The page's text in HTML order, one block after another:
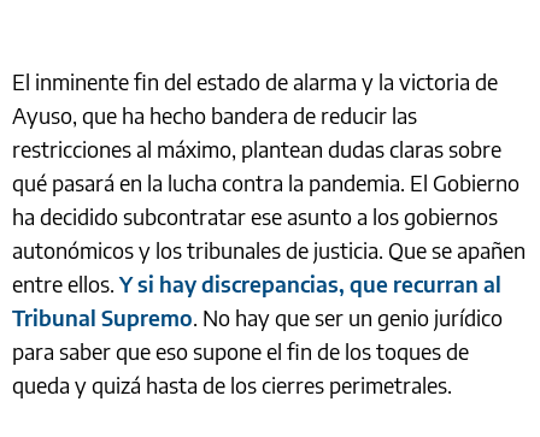
El inminente fin del estado de alarma y la victoria de
Ayuso, que ha hecho bandera de reducir las
restricciones al máximo, plantean dudas claras sobre
qué pasará en la lucha contra la pandemia. El Gobierno
ha decidido subcontratar ese asunto a los gobiernos
autonómicos y los tribunales de justicia. Que se apañen
entre ellos.Y si hay discrepancias, que recurran al
Tribunal Supremo. No hay que ser un genio jurídico
para saber que eso supone el fin de los toques de
queda y quizá hasta de los cierres perimetrales.